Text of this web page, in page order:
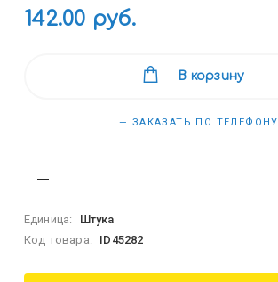
142.00 руб.
В корзину
— ЗАКАЗАТЬ ПО ТЕЛЕФОНУ
Единица:
Штука
Код товара:
ID45282